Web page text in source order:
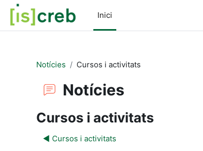
Ves al contingut principal
Inici
Notícies Cursos i activitats
Notícies
Cursos i activitats
◀︎ Cursos i activitats